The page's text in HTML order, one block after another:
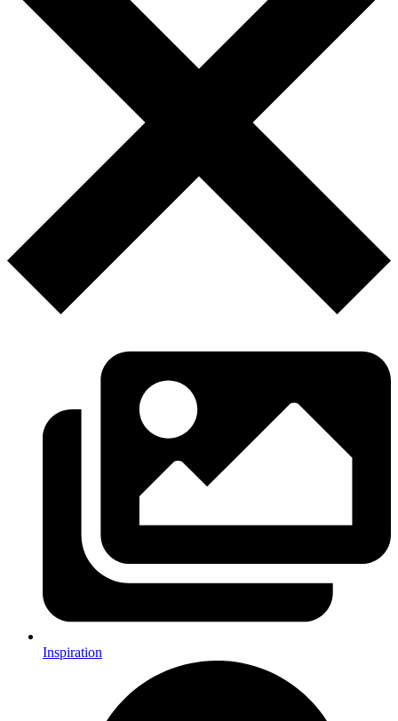
Inspiration